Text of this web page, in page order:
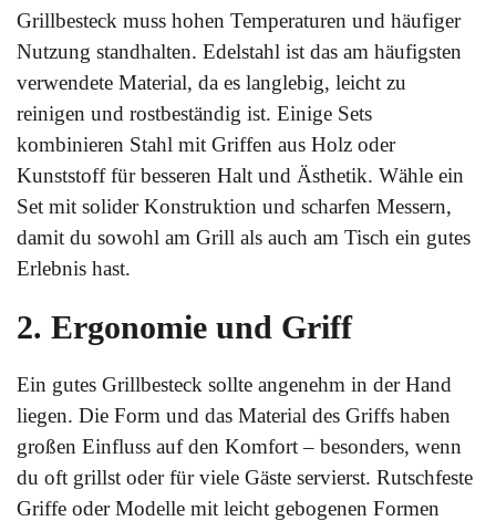
Grillbesteck muss hohen Temperaturen und häufiger
Nutzung standhalten. Edelstahl ist das am häufigsten
verwendete Material, da es langlebig, leicht zu
reinigen und rostbeständig ist. Einige Sets
kombinieren Stahl mit Griffen aus Holz oder
Kunststoff für besseren Halt und Ästhetik. Wähle ein
Set mit solider Konstruktion und scharfen Messern,
damit du sowohl am Grill als auch am Tisch ein gutes
Erlebnis hast.
2. Ergonomie und Griff
Ein gutes Grillbesteck sollte angenehm in der Hand
liegen. Die Form und das Material des Griffs haben
großen Einfluss auf den Komfort – besonders, wenn
du oft grillst oder für viele Gäste servierst. Rutschfeste
Griffe oder Modelle mit leicht gebogenen Formen